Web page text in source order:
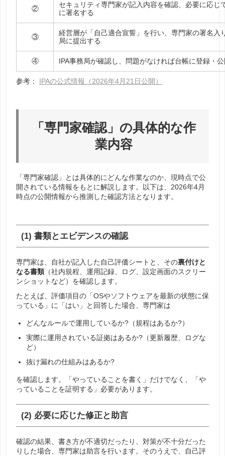
②
セキュリティ専門家が記入内容を確認、必要に応じ
に署名する
③
経営層が「自己適合宣誓」を行い、専門家の署名入
局に提出する
④ IPA事務局が確認し、問題がなければ台帳に登録・
参考： IPAの公式情報（2026年4月21日公開）
「専門家確認」の具体的な作
業内容
「専門家確認」とは具体的にどんな作業なのか、現時点で公
開されている情報をもとに解説します。以下は、2026年4月
時点の公開情報から推測した確認方法となります。
(1) 書類とエビデンスの確認
専門家は、自社が記入した自己評価シートと、その裏付けと
なる書類（社内規程、運用記録、ログ、設定画面のスクリー
ンショットなど）を確認します。
たとえば、評価項目の「OSやソフトウェアを最新の状態に保
っている」に「はい」と回答した場合、専門家は
どんなルールで運用しているか?（規程はあるか?）
実際に運用されている証拠はあるか?（更新履歴、ログな
ど）
抜け漏れの仕組みはあるか?
を確認します。「やっていることを書く」だけでなく、「や
っていることを証明する」必要があります。
(2) 必要に応じた修正と助言
確認の結果、書き方が不適切だったり、対策が不十分だった
りした場合、専門家は助言を行います。そのうえで、自己評